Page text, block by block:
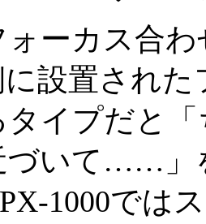
ーカス合わ
設置され
イプだと
づいて……」
1000では